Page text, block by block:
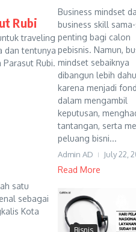
Rubi
traveling
dan tentunya
Rubi.
satu
sebagai
Kota
Business mindset
business skill
penting bagi calon
pebisnis. Namun,
mindset sebaiknya
dibangun lebih
karena menjadi
dalam mengambil
keputusan,
tantangan, serta
peluang bisni...
Admin AD July 22,
Read More
Bisnis